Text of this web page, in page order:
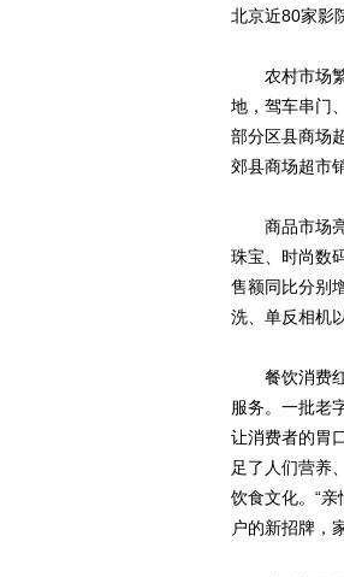
北京近80家影
农村市场繁
地，驾车串门
部分区县商场
郊县商场超市
商品市场亮
珠宝、时尚数
售额同比分别
洗、单反相机
餐饮消费红
服务。一批老
让消费者的胃
足了人们营养
饮食文化。“
户的新招牌，